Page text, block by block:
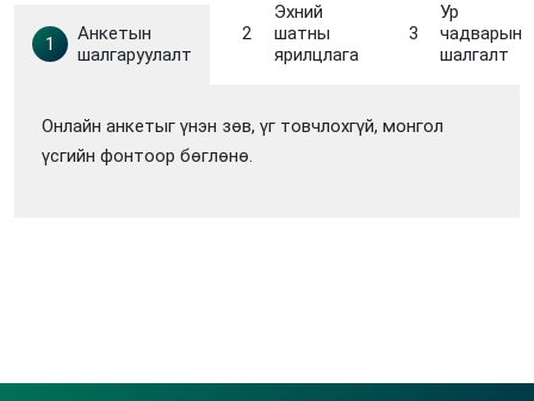
1
Анкетын
шалгаруулалт
2
Эхний
шатны
ярилцлага
3
Ур
чадварын
шалгалт
Онлайн анкетыг үнэн зөв, үг товчлохгүй, монгол
үсгийн фонтоор бөглөнө.